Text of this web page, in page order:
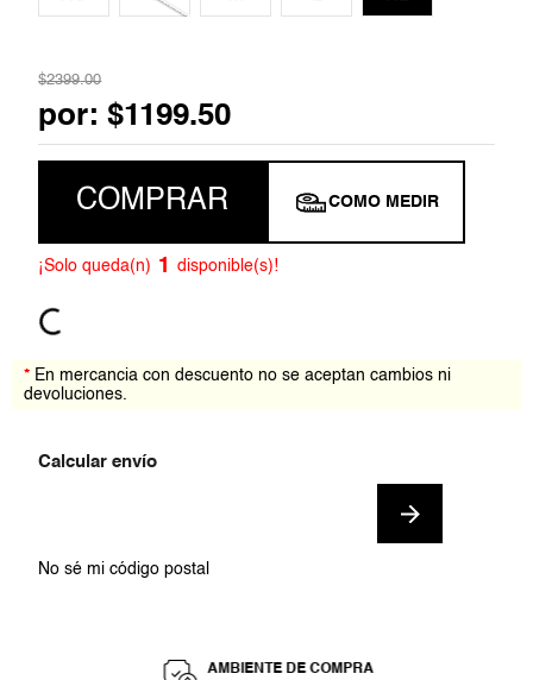
$2399.00
por:$1199.50
COMPRAR COMO MEDIR
¡Solo queda(n) 1 disponible(s)!
* En mercancia con descuento no se aceptan cambios ni
devoluciones.
No sé mi código postal
AMBIENTE DE COMPRA
8
9. playera
falda